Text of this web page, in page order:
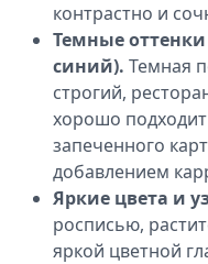
контрастно и
Темные
синий). Темная
строгий,
хорошо
запеченного
добавлением
Яркие цвета и
росписью,
яркой цветной